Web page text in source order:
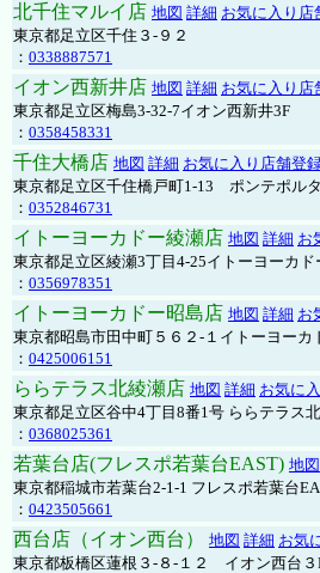
北千住マルイ店 地図 詳細 お気に入り店
東京都足立区千住３-９２
： 0338887571
イオン西新井店 地図 詳細 お気に入り店
東京都足立区梅島3-32-7イオン西新井3F
： 0358458331
千住大橋店 地図 詳細 お気に入り店舗登
東京都足立区千住橋戸町1-13 ポンテポル
： 0352846731
イトーヨーカドー綾瀬店 地図 詳細 お
東京都足立区綾瀬3丁目4-25イトーヨーカド
： 0356978351
イトーヨーカドー昭島店 地図 詳細 お
東京都昭島市田中町５６２-１イトーヨーカ
： 0425006151
ららテラス北綾瀬店 地図 詳細 お気に
東京都足立区谷中4丁目8番1号 ららテラス
： 0368025361
若葉台店(フレスポ若葉台EAST) 地図
東京都稲城市若葉台2-1-1 フレスポ若葉台
： 0423505661
西台店（イオン西台） 地図 詳細 お気
東京都板橋区蓮根３-８-１２ イオン西台３